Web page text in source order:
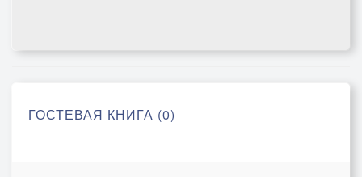
ГОСТЕВАЯ КНИГА (0)